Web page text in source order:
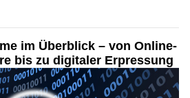
im Überblick – von Online-
bis zu digitaler Erpressung